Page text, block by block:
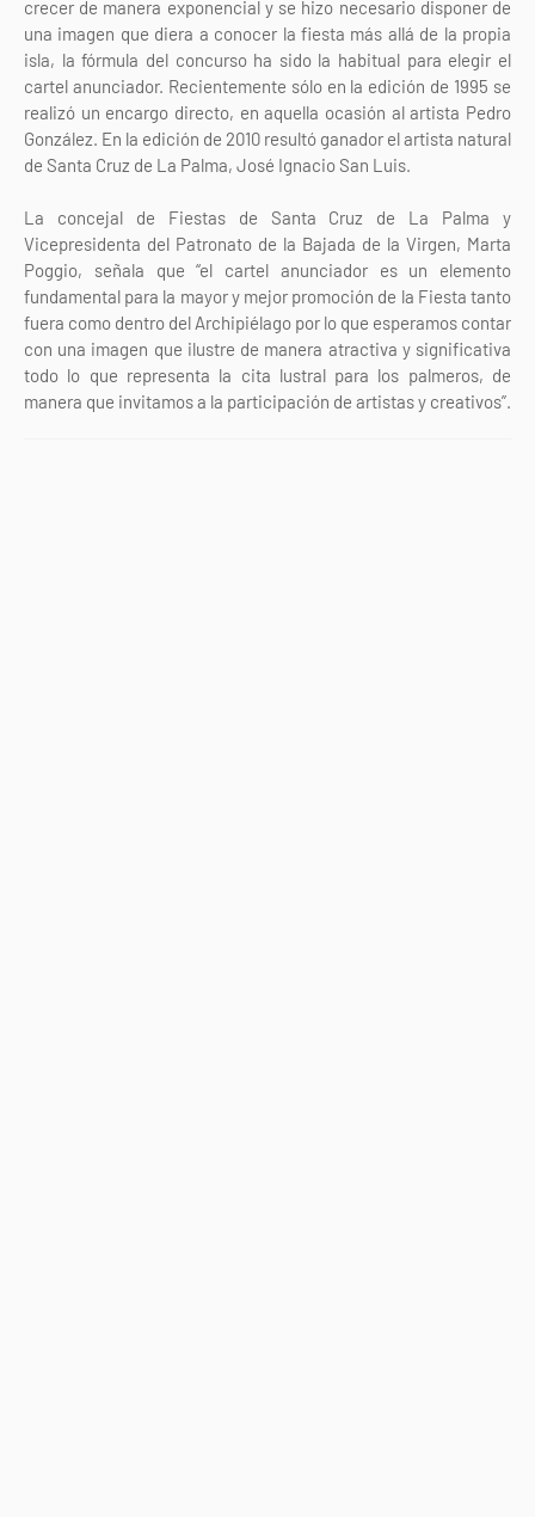
crecer de manera exponencial y se hizo necesario disponer de
una imagen que diera a conocer la fiesta más allá de la propia
isla, la fórmula del concurso ha sido la habitual para elegir el
cartel anunciador. Recientemente sólo en la edición de 1995 se
realizó un encargo directo, en aquella ocasión al artista Pedro
González. En la edición de 2010 resultó ganador el artista natural
de Santa Cruz de La Palma, José Ignacio San Luis.
La concejal de Fiestas de Santa Cruz de La Palma y
Vicepresidenta del Patronato de la Bajada de la Virgen, Marta
Poggio, señala que “el cartel anunciador es un elemento
fundamental para la mayor y mejor promoción de la Fiesta tanto
fuera como dentro del Archipiélago por lo que esperamos contar
con una imagen que ilustre de manera atractiva y significativa
todo lo que representa la cita lustral para los palmeros, de
manera que invitamos a la participación de artistas y creativos”.